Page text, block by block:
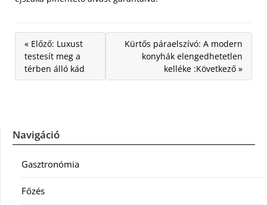
« Előző: Luxust
testesít meg a
térben álló kád
Kürtős páraelszívó: A modern
konyhák elengedhetetlen
kelléke :Következő »
Navigáció
Gasztronómia
Főzés